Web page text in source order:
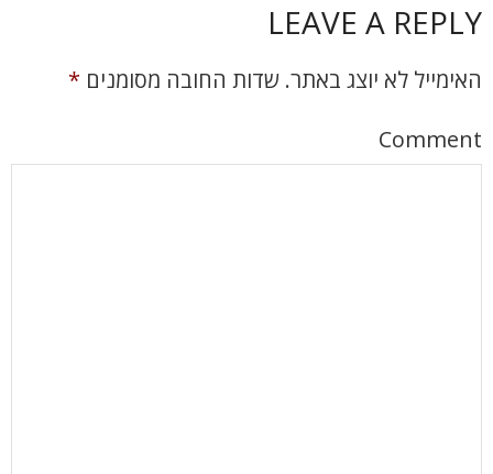
LEAVE A REPLY
האימייל לא יוצג באתר. שדות החובה מסומנים *
Comment